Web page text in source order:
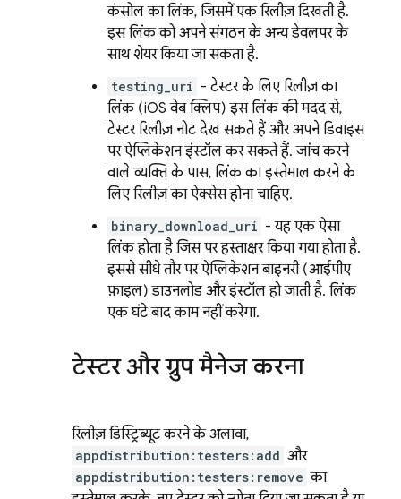
कंसोल का लिंक, जिसमें एक रिलीज़ दिखती है.
इस लिंक को अपने संगठन के अन्य डेवलपर के
साथ शेयर किया जा सकता है.
testing_uri - टेस्टर के लिए रिलीज़ का
लिंक (iOS वेब क्लिप) इस लिंक की मदद से,
टेस्टर रिलीज़ नोट देख सकते हैं और अपने डिवाइस
पर ऐप्लिकेशन इंस्टॉल कर सकते हैं. जांच करने
वाले व्यक्ति के पास, लिंक का इस्तेमाल करने के
लिए रिलीज़ का ऐक्सेस होना चाहिए.
binary_download_uri - यह एक ऐसा
लिंक होता है जिस पर हस्ताक्षर किया गया होता है.
इससे सीधे तौर पर ऐप्लिकेशन बाइनरी (आईपीए
फ़ाइल) डाउनलोड और इंस्टॉल हो जाती है. लिंक
एक घंटे बाद काम नहीं करेगा.
टेस्टर और ग्रुप मैनेज करना
रिलीज़ डिस्ट्रिब्यूट करने के अलावा,
appdistribution:testers:add और
appdistribution:testers:remove का